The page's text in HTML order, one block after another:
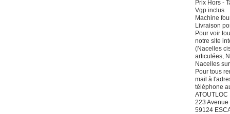
Prix Hors -
Vgp inclus.
Machine
Livraison
Pour voir
notre site
(Nacelles
articulées,
Nacelles
Pour tous
mail à
téléphone
ATOUTLOC
223
59124